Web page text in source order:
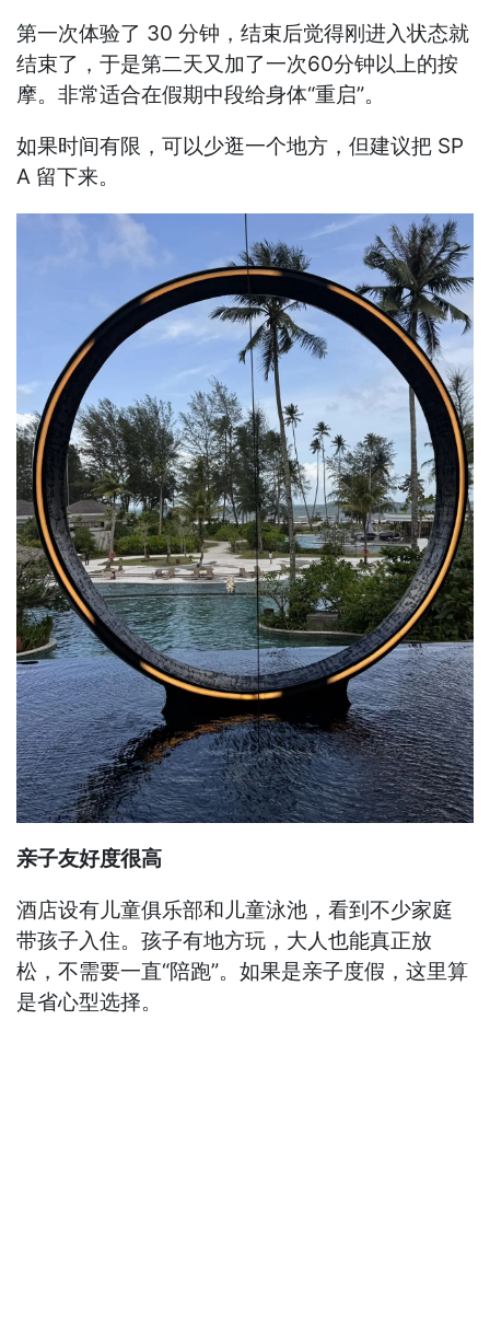
第一次体验了 30 分钟，结束后觉得刚进入状态就
结束了，于是第二天又加了一次60分钟以上的按
摩。非常适合在假期中段给身体“重启”。
如果时间有限，可以少逛一个地方，但建议把 SP
A 留下来。
亲子友好度很高
酒店设有儿童俱乐部和儿童泳池，看到不少家庭
带孩子入住。孩子有地方玩，大人也能真正放
松，不需要一直“陪跑”。如果是亲子度假，这里算
是省心型选择。